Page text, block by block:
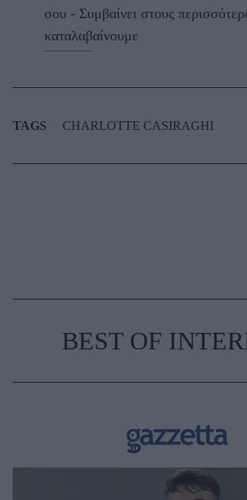
σου - Συμβαίνει στους
καταλαβαίνουμε
TAGS CHARLOTTE CASIRAGHI
BEST OF